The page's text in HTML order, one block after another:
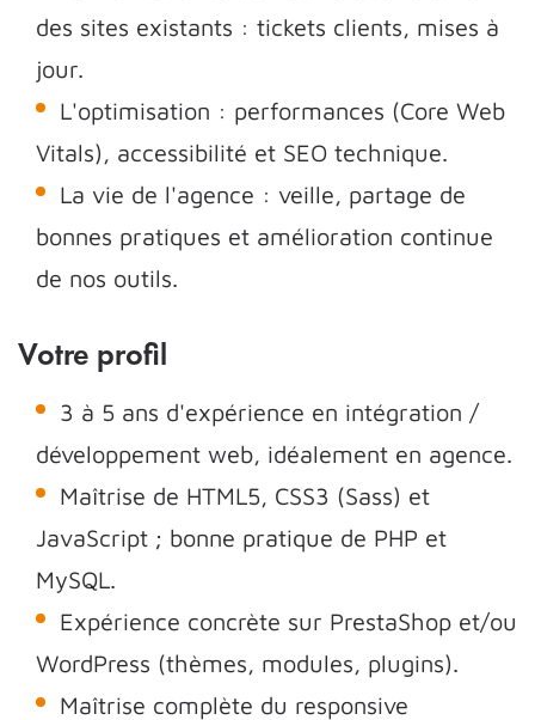
des sites existants : tickets clients, mises à
jour.
L'optimisation : performances (Core Web
Vitals), accessibilité et SEO technique.
La vie de l'agence : veille, partage de
bonnes pratiques et amélioration continue
de nos outils.
Votre profil
3 à 5 ans d'expérience en intégration /
développement web, idéalement en agence.
Maîtrise de HTML5, CSS3 (Sass) et
JavaScript ; bonne pratique de PHP et
MySQL.
Expérience concrète sur PrestaShop et/ou
WordPress (thèmes, modules, plugins).
Maîtrise complète du responsive